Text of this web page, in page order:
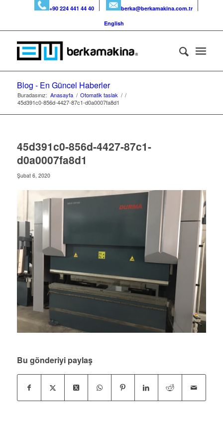
+90 224 441 44 40
berka@berkamakina.com.tr
English
Blog - En Güncel Haberler
Buradasınız: Anasayfa / Otomatik taslak / /
45d391c0-856d-4427-87c1-d0a0007fa8d1
45d391c0-856d-4427-87c1-
d0a0007fa8d1
Şubat 6, 2020
Bu gönderiyi paylaş